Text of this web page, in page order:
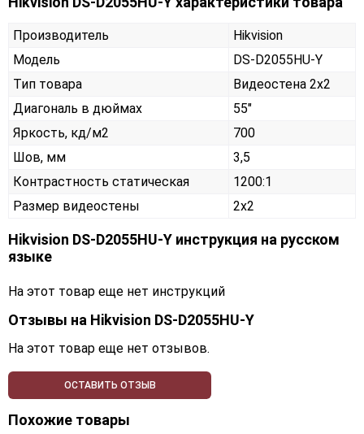
Производитель
Hikvision
Модель
DS-D2055HU-Y
Тип товара
Видеостена 2х2
Диагональ в дюймах
55"
Яркость, кд/м2
700
Шов, мм
3,5
Контрастность статическая
1200:1
Размер видеостены
2x2
Hikvision DS-D2055HU-Y инструкция на русском
языке
На этот товар еще нет инструкций
Отзывы на Hikvision DS-D2055HU-Y
На этот товар еще нет отзывов.
ОСТАВИТЬ ОТЗЫВ
Похожие товары